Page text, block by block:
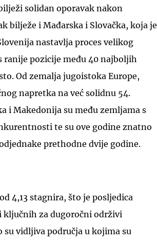
solidan oporavak nakon
bilježe i Mađarska i Slovačka, koja je
nastavlja proces velikog
pozicije među 40 najboljih
Od zemalja jugoistoka Europe,
napretka na već solidnu 54.
i Makedonija su među zemljama s
te su ove godine znatno
prethodne dvije godine.
4,13 stagnira, što je posljedica
za dugoročni održivi
su vidljiva područja u kojima su